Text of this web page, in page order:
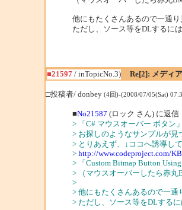
他にもたくさんあるので一通
ただし、ソース等をDLするに
■21597/ inTopicNo.3)
Re[2]: メディ
□投稿者/ donbey (4回)-(2008/07/05(Sat)
■No21587 (ロック さん) に返信
> 「C# マウスオーバー ボタン
> お探しのようなサンプルが見
> とりあえず、↓ココへ誘導して
> http://www.codeproject.com/
> 「Custom Bitmap Button
> （マウスオーバーしたら赤丸
>
> 他にもたくさんあるので一
> ただし、ソース等をDLする